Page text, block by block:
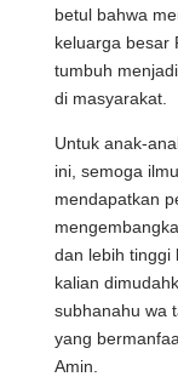
betul bahwa
keluarga besar
tumbuh
di masyarakat.
Untuk anak-
ini, semoga
mendapatkan
dan lebih tinggi
kalian
subhanahu wa
yang
Amin.